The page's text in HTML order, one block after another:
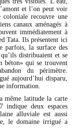
et l’on peut voir
recouvre une
canaux aménagés à
immédiatement à
Tata. Ils présentent ici
parfois, la surface des
distribuaient et se
béton» qui se trouvent
du périmètre.
aujourd’hui disparu,
information.
même latitude la carte
indique deux espaces
alluviale est aussi
le domaine irrigué a